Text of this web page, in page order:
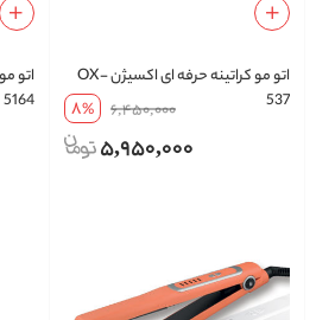
اتو مو کراتینه حرفه ای اکسیژن OX-
537
6,450,000
8%
5,950,000
5164